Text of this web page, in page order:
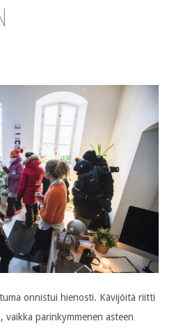
onnistui hienosti. Kävijöitä riitti
parinkymmenen asteen